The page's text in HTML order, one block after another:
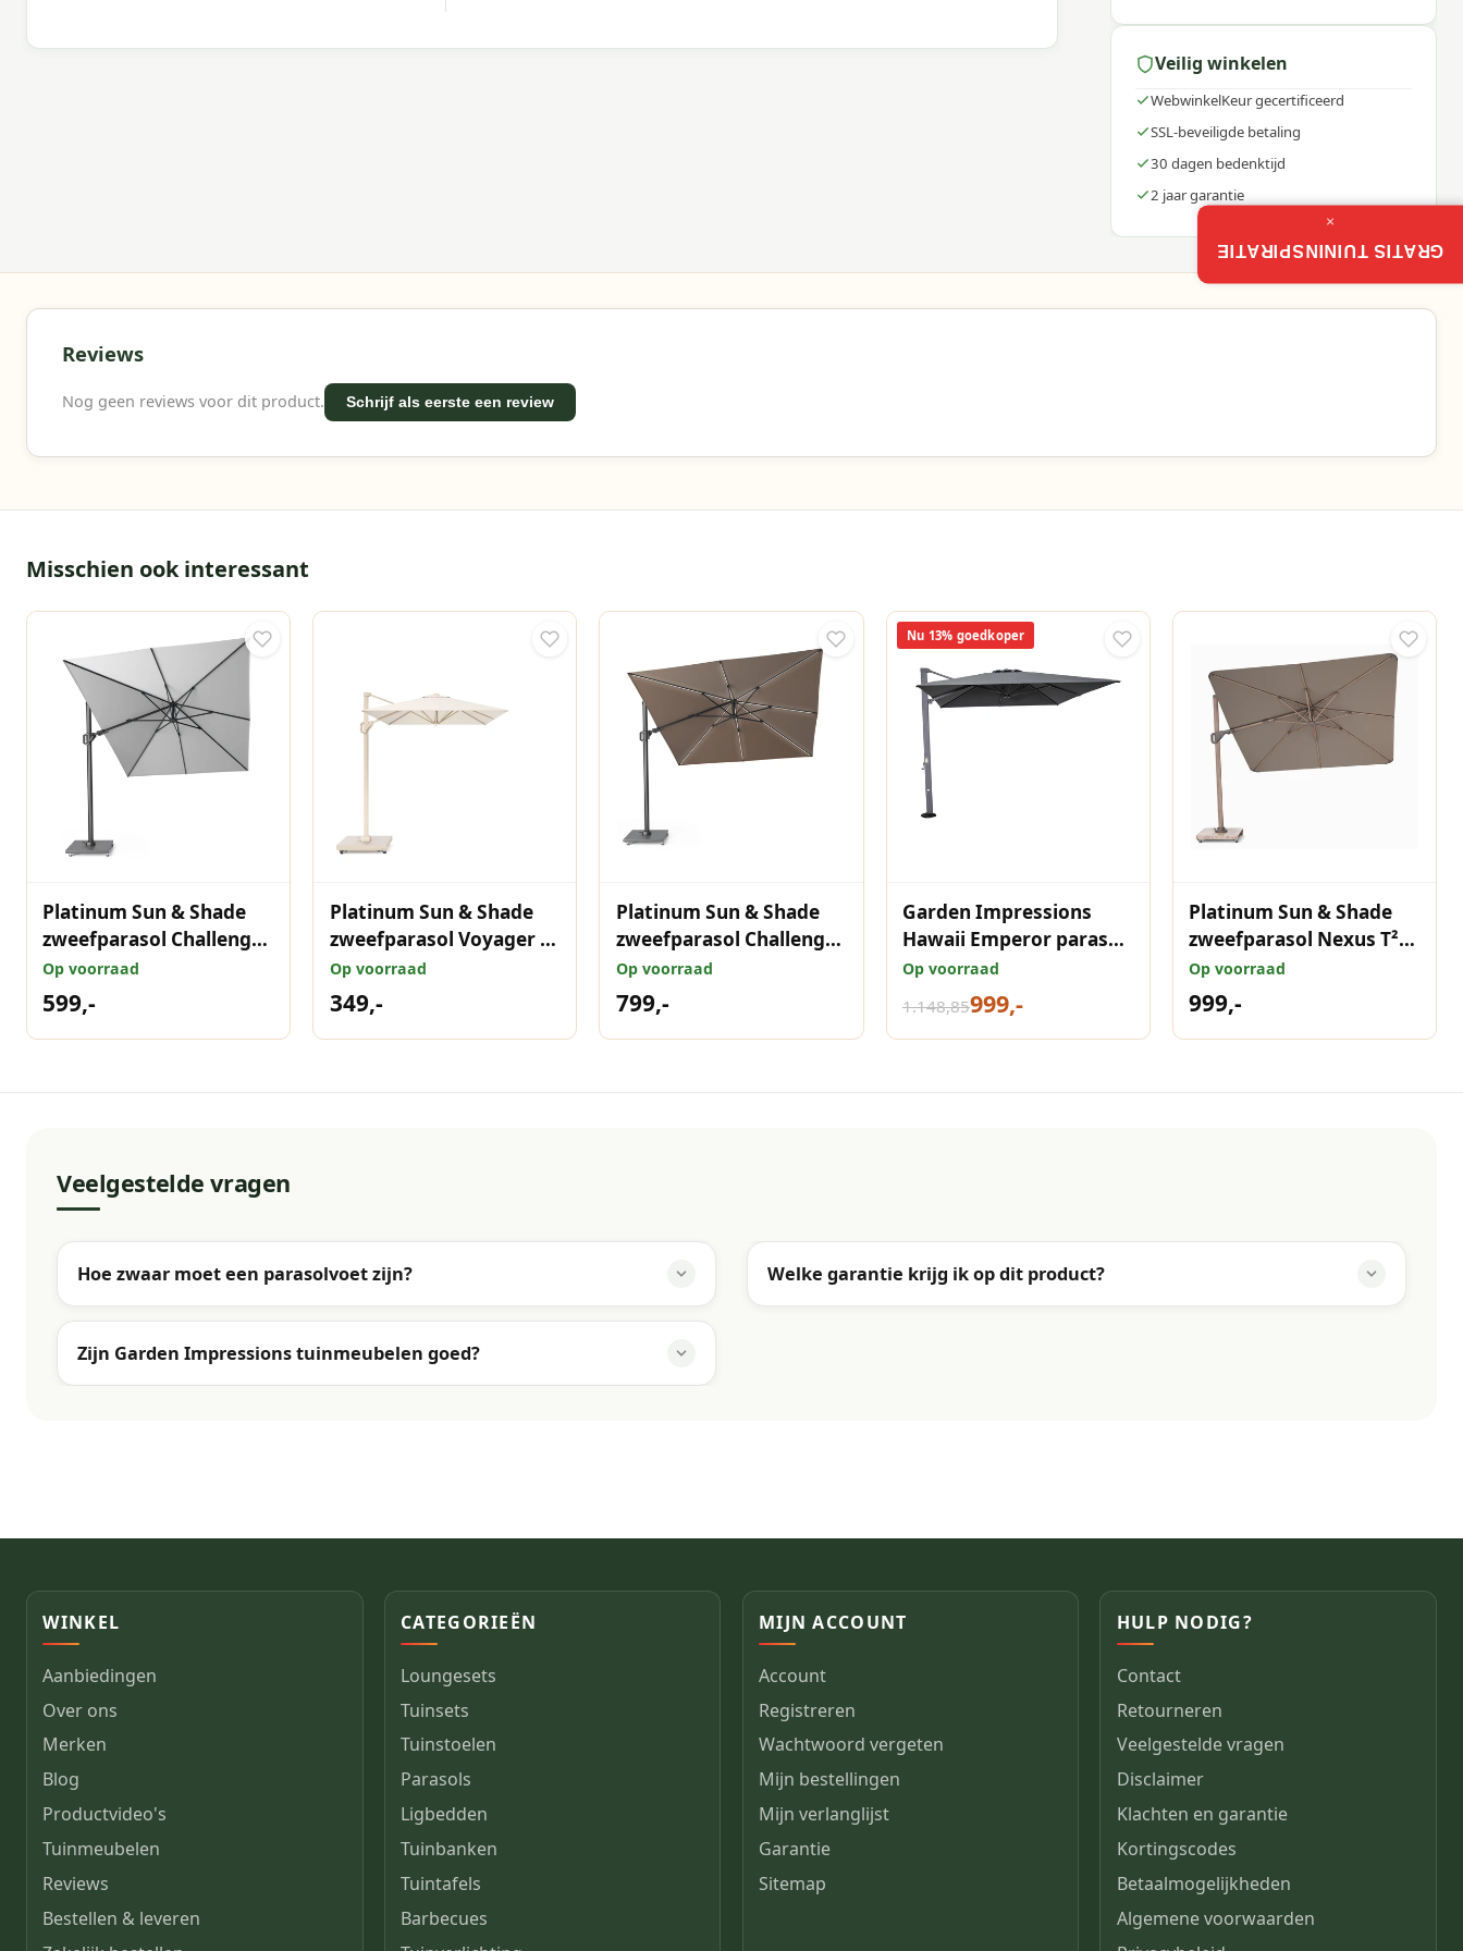
Veilig winkelen
WebwinkelKeur gecertificeerd
SSL-beveiligde betaling
30 dagen bedenktijd
2 jaar garantie
Reviews
Nog geen reviews voor dit product. Schrijf als eerste een review
Misschien ook interessant
Platinum Sun & Shade
zweefparasol Challenger
T² 350x260 lichtgrijs
Op voorraad
599,-
Platinum Sun & Shade
zweefparasol Voyager T¹
Sandstone 300x200
Ivory
Op voorraad
349,-
Platinum Sun & Shade
zweefparasol Challenger
T² Premium Glow
300x300 Havana
Op voorraad
799,-
Nu 13% goedkoper
Garden Impressions
Hawaii Emperor parasol
- 3x4 m - carbon black -
antraciet
Op voorraad
1.148,85999,-
Platinum Sun & Shade
zweefparasol Nexus T²
Premium Mocha
300x300 Havana
Op voorraad
999,-
Veelgestelde vragen
Hoe zwaar moet een parasolvoet zijn?
Zijn Garden Impressions tuinmeubelen goed?
Welke garantie krijg ik op dit product?
WINKEL
Aanbiedingen
Over ons
Merken
Blog
Productvideo's
Tuinmeubelen
Reviews
Bestellen & leveren
CATEGORIEËN
Loungesets
Tuinsets
Tuinstoelen
Parasols
Ligbedden
Tuinbanken
Tuintafels
Barbecues
MIJN ACCOUNT
Account
Registreren
Wachtwoord vergeten
Mijn bestellingen
Mijn verlanglijst
Garantie
Sitemap
HULP NODIG?
Contact
Retourneren
Veelgestelde vragen
Disclaimer
Klachten en garantie
Kortingscodes
Betaalmogelijkheden
Algemene voorwaarden
GRATIS TUININSPIRATIE
×